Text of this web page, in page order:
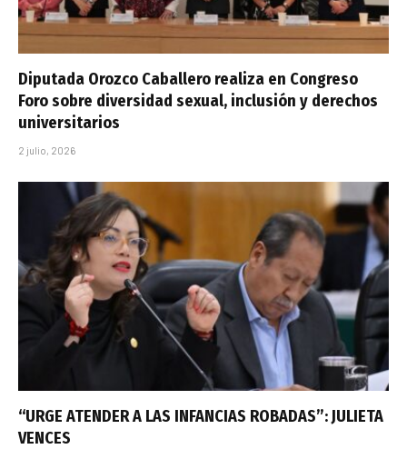
Diputada Orozco Caballero realiza en Congreso
Foro sobre diversidad sexual, inclusión y derechos
universitarios
2 julio, 2026
“URGE ATENDER A LAS INFANCIAS ROBADAS”: JULIETA
VENCES